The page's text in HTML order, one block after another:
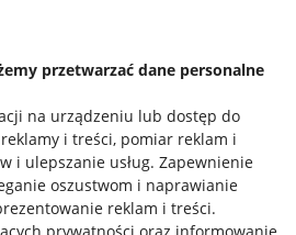
przetwarzać dane personalne
na urządzeniu lub dostęp do
i treści, pomiar reklam i
i ulepszanie usług. Zapewnienie
oszustwom i naprawianie
reklam i treści.